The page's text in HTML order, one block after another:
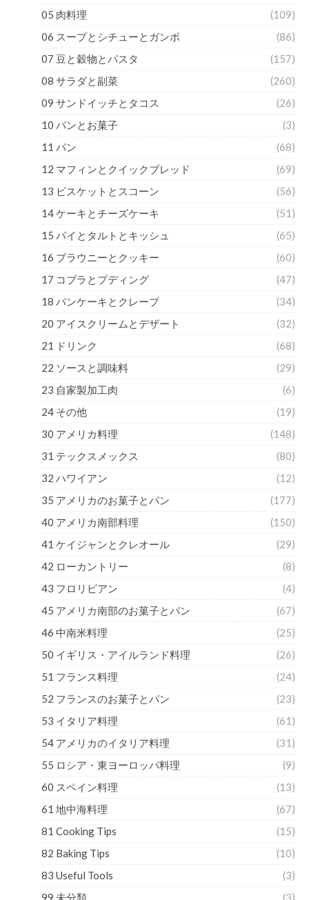
05 肉料理
(109)
06 スープとシチューとガンボ
(86)
07 豆と穀物とパスタ
(157)
08 サラダと副菜
(260)
09 サンドイッチとタコス
(26)
10 パンとお菓子
(3)
11 パン
(68)
12 マフィンとクイックブレッド
(69)
13 ビスケットとスコーン
(56)
14 ケーキとチーズケーキ
(51)
15 パイとタルトとキッシュ
(65)
16 ブラウニーとクッキー
(60)
17 コブラとプディング
(47)
18 パンケーキとクレープ
(34)
20 アイスクリームとデザート
(32)
21 ドリンク
(68)
22 ソースと調味料
(29)
23 自家製加工肉
(6)
24 その他
(19)
30 アメリカ料理
(148)
31 テックスメックス
(80)
32 ハワイアン
(12)
35 アメリカのお菓子とパン
(177)
40 アメリカ南部料理
(150)
41 ケイジャンとクレオール
(29)
42 ローカントリー
(8)
43 フロリビアン
(4)
45 アメリカ南部のお菓子とパン
(67)
46 中南米料理
(25)
50 イギリス・アイルランド料理
(26)
51 フランス料理
(24)
52 フランスのお菓子とパン
(23)
53 イタリア料理
(61)
54 アメリカのイタリア料理
(31)
55 ロシア・東ヨーロッパ料理
(9)
60 スペイン料理
(13)
61 地中海料理
(67)
81 Cooking Tips
(15)
82 Baking Tips
(10)
83 Useful Tools
(3)